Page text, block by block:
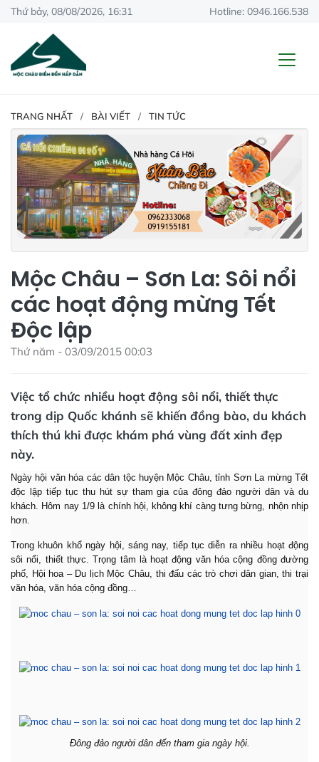
Thứ bảy, 08/08/2026, 16:31 Hotline: 0946.166.538
TRANG NHẤT BÀI VIẾT TIN TỨC
Mộc Châu – Sơn La: Sôi nổi
các hoạt động mừng Tết
Độc lập
Thứ năm - 03/09/2015 00:03
Việc tổ chức nhiều hoạt động sôi nổi, thiết thực
trong dịp Quốc khánh sẽ khiến đồng bào, du khách
thích thú khi được khám phá vùng đất xinh đẹp
này.
Ngày hội văn hóa các dân tộc huyện Mộc Châu, tỉnh Sơn La mừng Tết
độc lập tiếp tục thu hút sự tham gia của đông đảo người dân và du
khách. Hôm nay 1/9 là chính hội, không khí càng tưng bừng, nhộn nhịp
hơn.
Trong khuôn khổ ngày hội, sáng nay, tiếp tục diễn ra nhiều hoạt động
sôi nổi, thiết thực. Trọng tâm là hoạt động văn hóa cộng đồng đường
phố, Hội hoa – Du lịch Mộc Châu, thi đấu các trò chơi dân gian, thi trại
văn hóa, văn hóa cộng đồng…
Đông đảo người dân đến tham gia ngày hội.